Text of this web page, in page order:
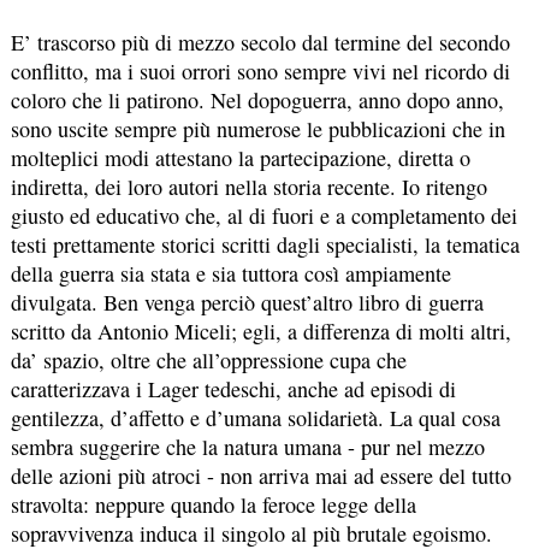
E’ trascorso più di mezzo secolo dal termine del secondo
conflitto, ma i suoi orrori sono sempre vivi nel ricordo di
coloro che li patirono. Nel dopoguerra, anno dopo anno,
sono uscite sempre più numerose le pubblicazioni che in
molteplici modi attestano la partecipazione, diretta o
indiretta, dei loro autori nella storia recente. Io ritengo
giusto ed educativo che, al di fuori e a completamento dei
testi prettamente storici scritti dagli specialisti, la tematica
della guerra sia stata e sia tuttora così ampiamente
divulgata. Ben venga perciò quest’altro libro di guerra
scritto da Antonio Miceli; egli, a differenza di molti altri,
da’ spazio, oltre che all’oppressione cupa che
caratterizzava i Lager tedeschi, anche ad episodi di
gentilezza, d’affetto e d’umana solidarietà. La qual cosa
sembra suggerire che la natura umana - pur nel mezzo
delle azioni più atroci - non arriva mai ad essere del tutto
stravolta: neppure quando la feroce legge della
sopravvivenza induca il singolo al più brutale egoismo.